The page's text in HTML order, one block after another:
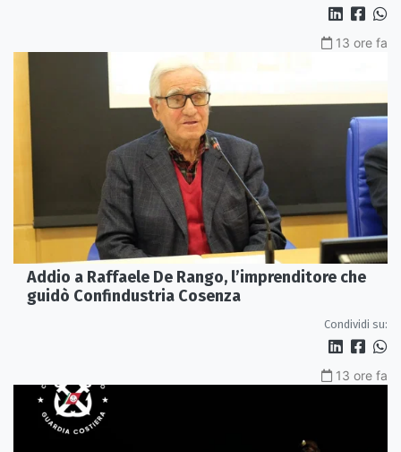
13 ore fa
Addio a Raffaele De Rango, l’imprenditore che
guidò Confindustria Cosenza
Condividi su:
13 ore fa